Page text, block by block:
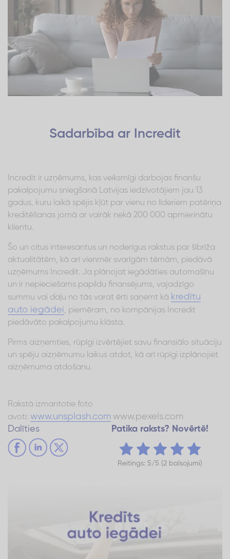
Sadarbība ar Incredit
Incredit ir uzņēmums, kas veiksmīgi darbojas finanšu
pakalpojumu sniegšanā Latvijas iedzīvotājiem jau 13
gadus, kuru laikā spējis kļūt par vienu no līderiem patēriņa
kreditēšanas jomā ar vairāk nekā 200 000 apmierinātu
klientu.
Šo un citus interesantus un noderīgus rakstus par šībrīža
aktualitātēm, kā arī vienmēr svarīgām tēmām, piedāvā
uzņēmums Incredit. Ja plānojat iegādāties automašīnu
un ir nepieciešams papildu finansējums, vajadzīgo
summu vai daļu no tās varat ērti saņemt kā kredītu
auto iegādei, piemēram, no kompānijas Incredit
piedāvāto pakalpojumu klāsta.
Pirms aizņemties, rūpīgi izvērtējiet savu finansiālo situāciju
un spēju aizņēmumu laikus atdot, kā arī rūpīgi izplānojiet
aizņēmuma atdošanu.
Rakstā izmantotie foto
avoti: www.unsplash.com www.pexels.com
Dalīties
Patika raksts? Novērtē!
Reitings: 5/5 (2 balsojumi)